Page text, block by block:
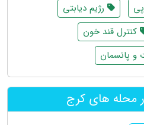
رژیم دیابتی
کنترل قند خون
و پانسمان
محله های کرج